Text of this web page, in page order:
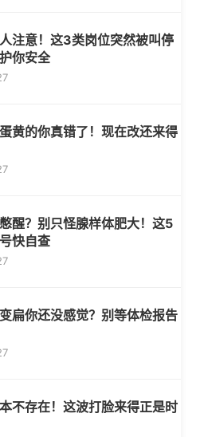
注意！这3类岗位突然被叫停
你安全
黄的你真错了！现在改还来得
醒？别只怪腺样体肥大！这5
快自查
扁你还没感觉？别等体检报告
不存在！这波打脸来得正是时